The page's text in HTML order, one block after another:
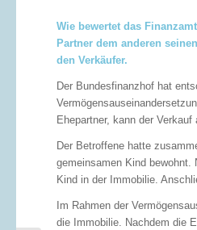
Wie bewertet das
Partner dem anderen
den Verkäufer.
Der Bundesfinanzhof hat
Ehepartner, kann der
Der Betroffene hatte
gemeinsamen Kind
Kind in der Immobilie.
Im Rahmen der
die Immobilie. Nachdem die